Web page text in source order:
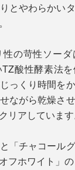
とやわらかい
の苛性ソーダ
酸性酵素法
っくり時間をか
ながら乾燥さ
リアしています
「チャコールグ
フホワイト」の